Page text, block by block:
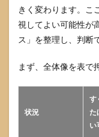
きく変わります。こ
視してよい可能性が
ス」を整理し、判断
まず、全体像を表で
状況
す
た
い